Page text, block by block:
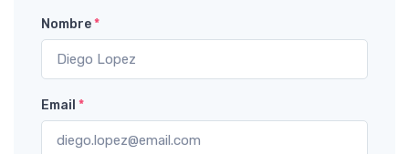
Nombre*
Email *